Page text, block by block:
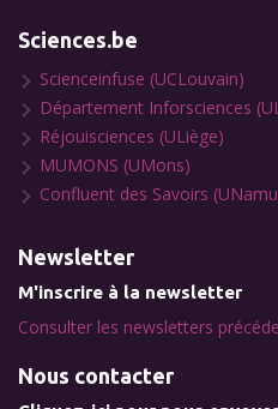
Sciences.be
Scienceinfuse (UCLouvain)
Département Inforsciences
Réjouisciences (ULiège)
MUMONS (UMons)
Confluent des Savoirs
Newsletter
M'inscrire à la newsletter
Consulter les newsletters
Nous contacter